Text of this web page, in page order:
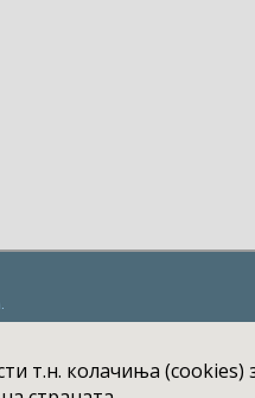
т.н. колачиња